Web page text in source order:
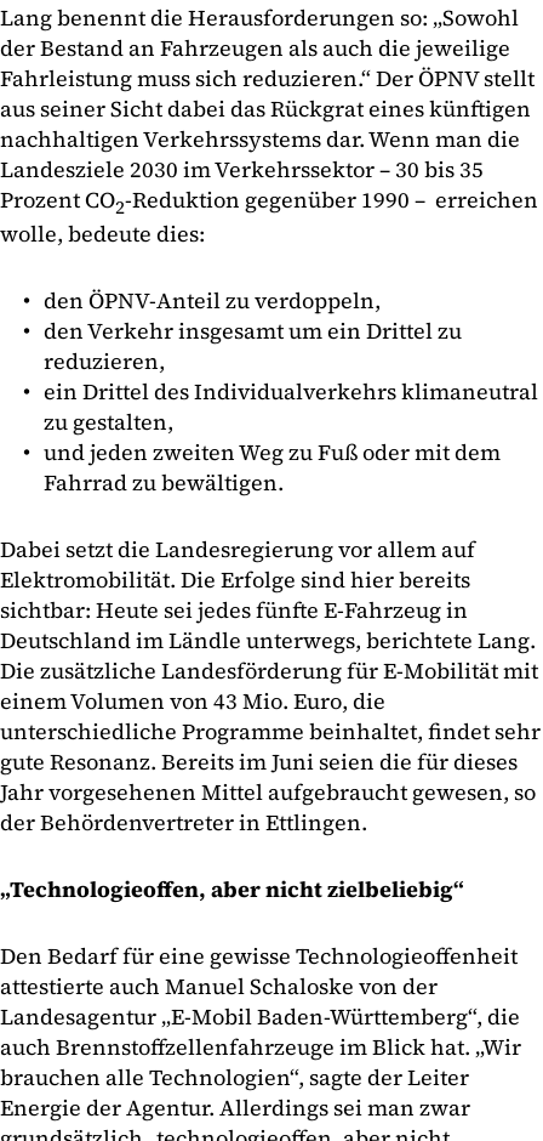
Lang benennt die Herausforderungen so: „Sowohl
der Bestand an Fahrzeugen als auch die jeweilige
Fahrleistung muss sich reduzieren.“ Der ÖPNV stellt
aus seiner Sicht dabei das Rückgrat eines künftigen
nachhaltigen Verkehrssystems dar. Wenn man die
Landesziele 2030 im Verkehrssektor – 30 bis 35
Prozent CO2-Reduktion gegenüber 1990 – erreichen
wolle, bedeute dies:
den ÖPNV-Anteil zu verdoppeln,
den Verkehr insgesamt um ein Drittel zu
reduzieren,
ein Drittel des Individualverkehrs klimaneutral
zu gestalten,
und jeden zweiten Weg zu Fuß oder mit dem
Fahrrad zu bewältigen.
Dabei setzt die Landesregierung vor allem auf
Elektromobilität. Die Erfolge sind hier bereits
sichtbar: Heute sei jedes fünfte E-Fahrzeug in
Deutschland im Ländle unterwegs, berichtete Lang.
Die zusätzliche Landesförderung für E-Mobilität mit
einem Volumen von 43 Mio. Euro, die
unterschiedliche Programme beinhaltet, findet sehr
gute Resonanz. Bereits im Juni seien die für dieses
Jahr vorgesehenen Mittel aufgebraucht gewesen, so
der Behördenvertreter in Ettlingen.
„Technologieoffen, aber nicht zielbeliebig“
Den Bedarf für eine gewisse Technologieoffenheit
attestierte auch Manuel Schaloske von der
Landesagentur „E-Mobil Baden-Württemberg“, die
auch Brennstoffzellenfahrzeuge im Blick hat. „Wir
brauchen alle Technologien“, sagte der Leiter
Energie der Agentur. Allerdings sei man zwar